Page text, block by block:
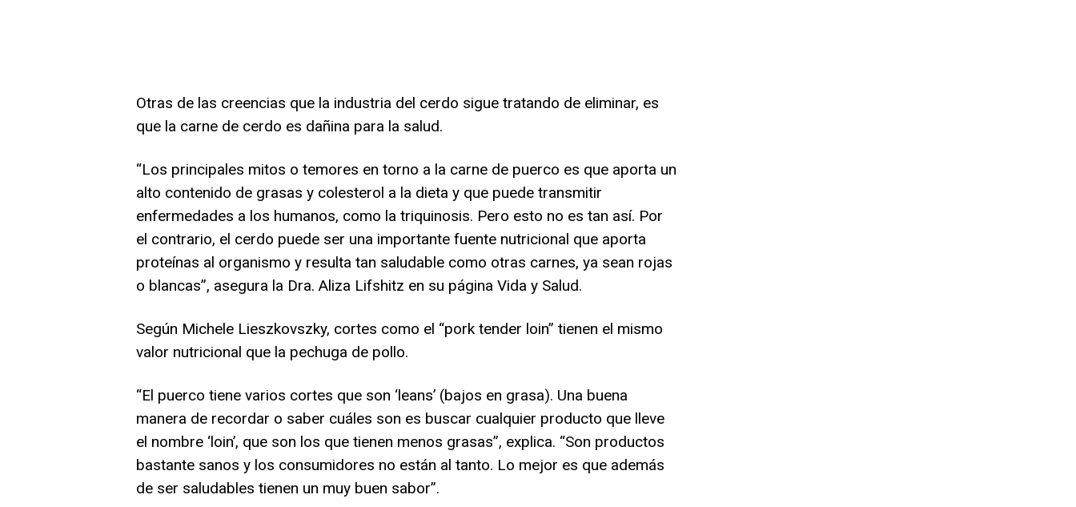
Otras de las creencias que la industria del cerdo sigue tratando de eliminar, es
que la carne de cerdo es dañina para la salud.
“Los principales mitos o temores en torno a la carne de puerco es que aporta un
alto contenido de grasas y colesterol a la dieta y que puede transmitir
enfermedades a los humanos, como la triquinosis. Pero esto no es tan así. Por
el contrario, el cerdo puede ser una importante fuente nutricional que aporta
proteínas al organismo y resulta tan saludable como otras carnes, ya sean rojas
o blancas”, asegura la Dra. Aliza Lifshitz en su página Vida y Salud.
Según Michele Lieszkovszky, cortes como el “pork tender loin” tienen el mismo
valor nutricional que la pechuga de pollo.
“El puerco tiene varios cortes que son ‘leans’ (bajos en grasa). Una buena
manera de recordar o saber cuáles son es buscar cualquier producto que lleve
el nombre ‘loin’, que son los que tienen menos grasas”, explica. “Son productos
bastante sanos y los consumidores no están al tanto. Lo mejor es que además
de ser saludables tienen un muy buen sabor”.